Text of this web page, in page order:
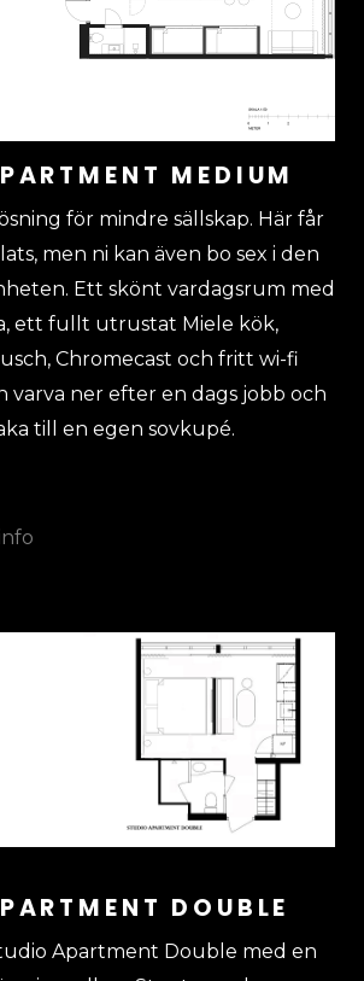
MEDIUM
för mindre sällskap. Här får
men ni kan även bo sex i den
Ett skönt vardagsrum med
ett fullt utrustat Miele kök,
Chromecast och fritt wi-fi
varva ner efter en dags jobb och
till en egen sovkupé.
DOUBLE
i sovalkov. Stor tv med